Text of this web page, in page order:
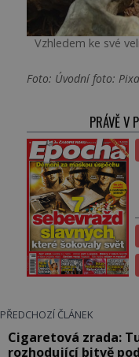
Vzhledem ke své
Foto: Úvodní foto:
PRÁVĚ V
PŘEDCHOZÍ ČLÁNEK
Cigaretová zrada:
rozhodující bitvě